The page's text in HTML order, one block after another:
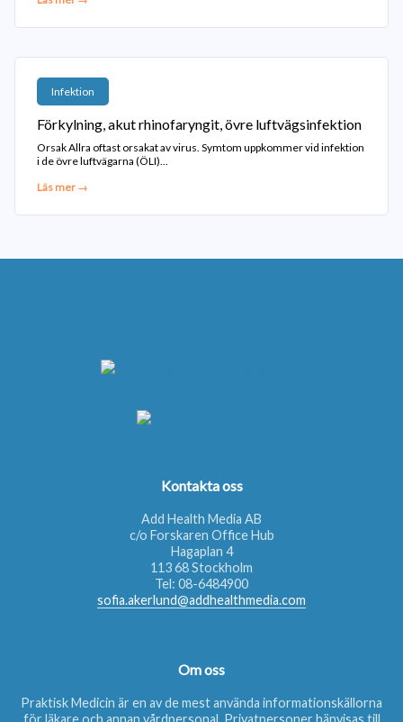
Infektion
Förkylning, akut rhinofaryngit, övre luftvägsinfektion
Orsak Allra oftast orsakat av virus. Symtom uppkommer vid infektion
i de övre luftvägarna (ÖLI)...
Läs mer →
Kontakta oss
Add Health Media AB
c/o Forskaren Office Hub
Hagaplan 4
113 68 Stockholm
Tel: 08-6484900
sofia.akerlund@addhealthmedia.com
Om oss
Praktisk Medicin är en av de mest använda informationskällorna
för läkare och annan vårdpersonal. Privatpersoner hänvisas till